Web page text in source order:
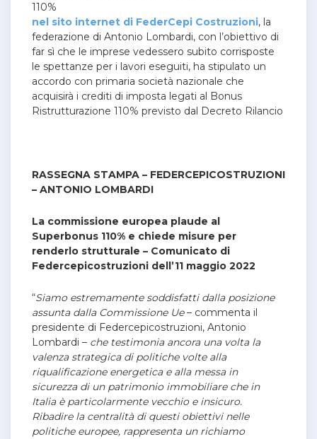
110%
nel sito internet di FederCepi Costruzioni, la
federazione di Antonio Lombardi, con l’obiettivo di
far sì che le imprese vedessero subito corrisposte
le spettanze per i lavori eseguiti, ha stipulato un
accordo con primaria società nazionale che
acquisirà i crediti di imposta legati al Bonus
Ristrutturazione 110% previsto dal Decreto Rilancio
RASSEGNA STAMPA – FEDERCEPICOSTRUZIONI
– ANTONIO LOMBARDI
La commissione europea plaude al
Superbonus 110% e chiede misure per
renderlo strutturale – Comunicato di
Federcepicostruzioni dell’11 maggio 2022
“Siamo estremamente soddisfatti dalla posizione
assunta dalla Commissione Ue– commenta il
presidente di Federcepicostruzioni, Antonio
Lombardi – che testimonia ancora una volta la
valenza strategica di politiche volte alla
riqualificazione energetica e alla messa in
sicurezza di un patrimonio immobiliare che in
Italia è particolarmente vecchio e insicuro.
Ribadire la centralità di questi obiettivi nelle
politiche europee, rappresenta un richiamo